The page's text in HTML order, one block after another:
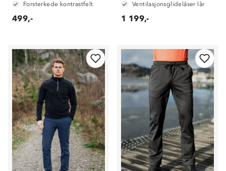
Forsterkede kontrastfelt
499,-
Ventilasjonsglidelåser lår
1 199,-